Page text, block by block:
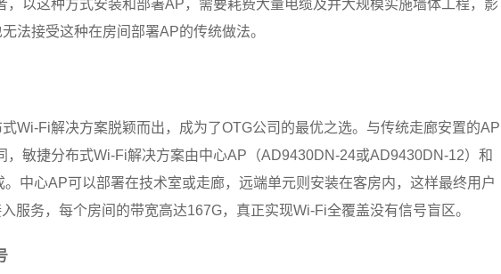
，以这种方式安装和部署AP，需要耗费大量电缆及并大规模实施墙体工程，影
法接受这种在房间部署AP的传统做法。
Wi-Fi解决方案脱颖而出，成为了OTG公司的最优之选。与传统走廊安置的AP
，敏捷分布式Wi-Fi解决方案由中心AP（AD9430DN-24或AD9430DN-12）和
中心AP可以部署在技术室或走廊，远端单元则安装在客房内，这样最终用户
服务，每个房间的带宽高达167G，真正实现Wi-Fi全覆盖没有信号盲区。